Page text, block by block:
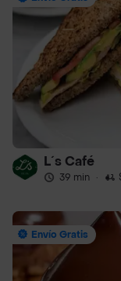
L´s Café
39 min ·
Envío Gratis